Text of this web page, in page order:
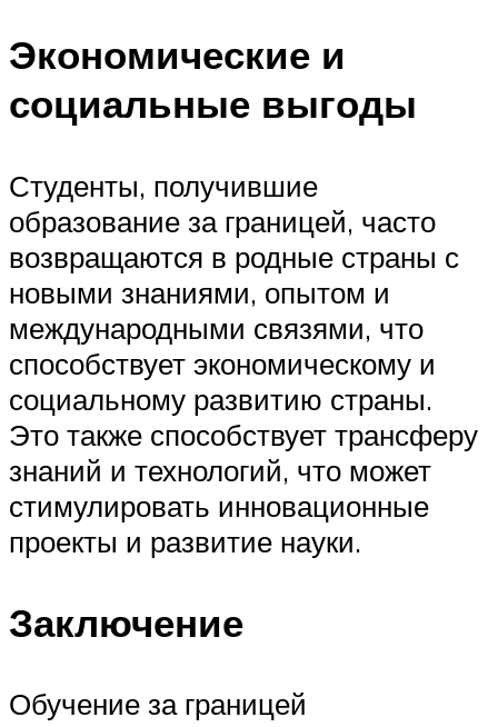
Экономические и
социальные выгоды
Студенты, получившие
образование за границей, часто
возвращаются в родные страны с
новыми знаниями, опытом и
международными связями, что
способствует экономическому и
социальному развитию страны.
Это также способствует трансферу
знаний и технологий, что может
стимулировать инновационные
проекты и развитие науки.
Заключение
Обучение за границей